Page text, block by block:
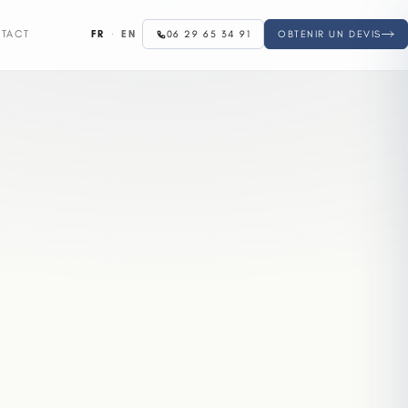
FR · EN 06 29 65 34 91 OBTENIR UN DEVIS